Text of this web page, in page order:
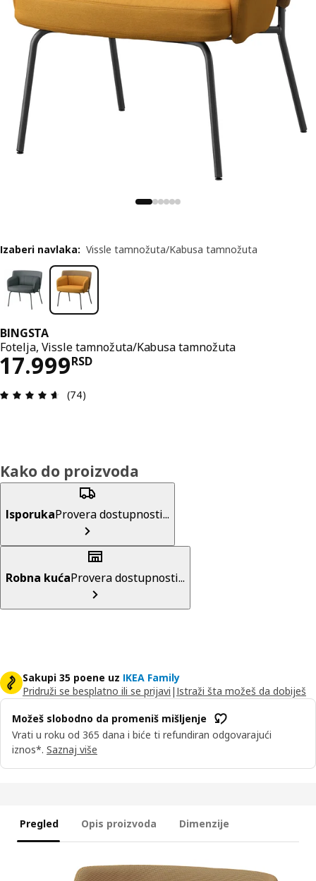
BINGSTA
Fotelja, Vissle tamnožuta/Kabusa tamnožuta
17.999RSD
Cena 17999RSD
Pregled: 4.6 od mogućih 5 zvezdica. Ukupan
(74)
Izaberi navlaka: Vissle tamnožuta/Kabusa tamnožuta
Kako do proizvoda
IsporukaProvera dostupnosti...
Robna kućaProvera dostupnosti...
Sakupi 35 poene uz IKEA Family
Pridruži se besplatno ili se prijavi | Istraži šta možeš da dobiješ
Možeš slobodno da promeniš mišljenje
Vrati u roku od 365 dana i biće ti refundiran odgovarajući
iznos*. Saznaj više
Pregled Opis proizvoda Dimenzije